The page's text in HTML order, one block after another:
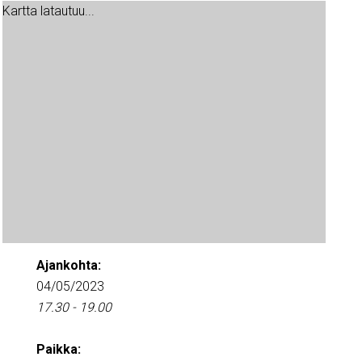
Kartta latautuu...
Ajankohta:
04/05/2023
17.30 - 19.00
Paikka: